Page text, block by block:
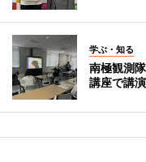
学ぶ・知る
南極観測
講座で講演